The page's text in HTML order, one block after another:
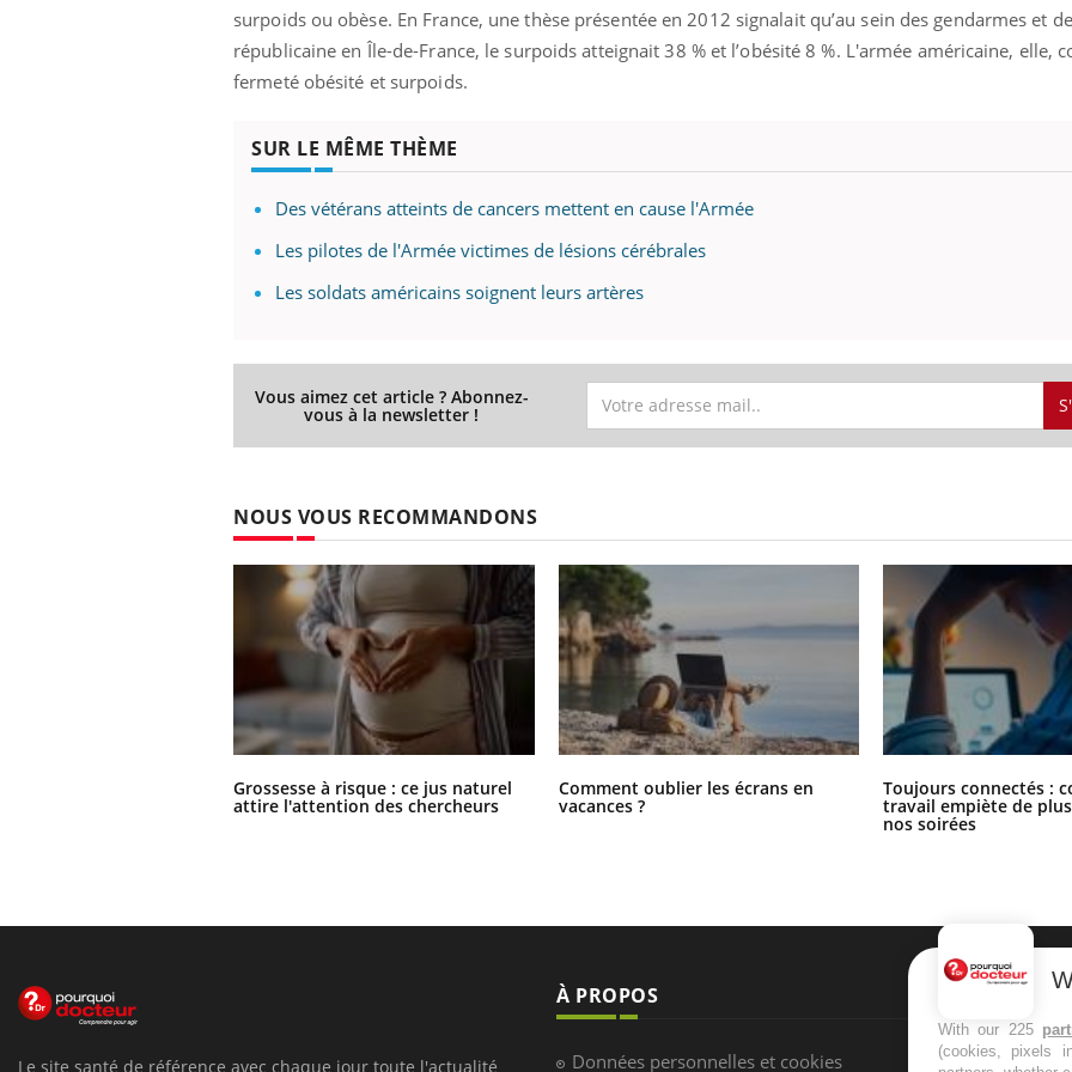
surpoids ou obèse. En France, une thèse présentée en 2012 signalait qu’au sein des gendarmes et
républicaine en Île-de-France, le surpoids atteignait 38 % et l’obésité 8 %. L'armée américaine, elle,
fermeté obésité et surpoids.
SUR LE MÊME THÈME
Des vétérans atteints de cancers mettent en cause l'Armée
Les pilotes de l'Armée victimes de lésions cérébrales
Les soldats américains soignent leurs artères
Vous aimez cet article ? Abonnez-
vous à la newsletter !
NOUS VOUS RECOMMANDONS
Grossesse à risque : ce jus naturel
attire l'attention des chercheurs
Comment oublier les écrans en
vacances ?
Toujours connectés :
travail empiète de
nos soirées
carence en fer sont multiples ce qui la rend
patients comme parfois chez les soignants.
soleil, activités en plein
sont ...
With our 225
(cookies, pixels